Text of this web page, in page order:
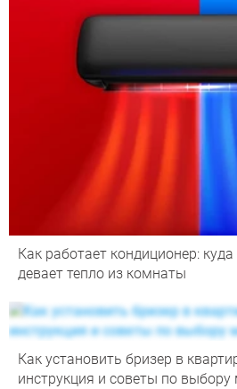
Как работает кондиционер:
девает тепло из комнаты
Как установить бризер в
инструкция и советы по выбору